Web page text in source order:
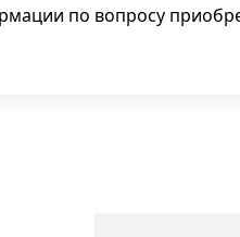
по вопросу